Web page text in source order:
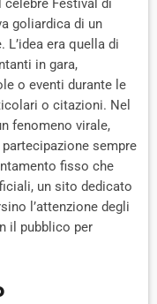
celebre Festival di
goliardica di un
era quella di
in gara,
o eventi durante le
o citazioni. Nel
fenomeno virale,
sempre
fisso che
un sito dedicato
l’attenzione degli
il pubblico per